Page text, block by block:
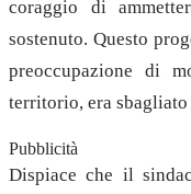
coraggio di
sostenuto. Questo
preoccupazione di
territorio, era
Pubblicità
Dispiace che il